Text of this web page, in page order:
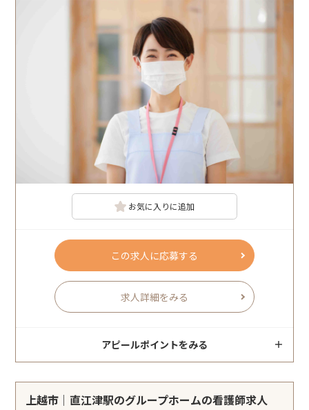
お気に入りに追加
この求人に応募する
求人詳細をみる
アピールポイントをみる
上越市｜直江津駅のグループホームの看護師求人